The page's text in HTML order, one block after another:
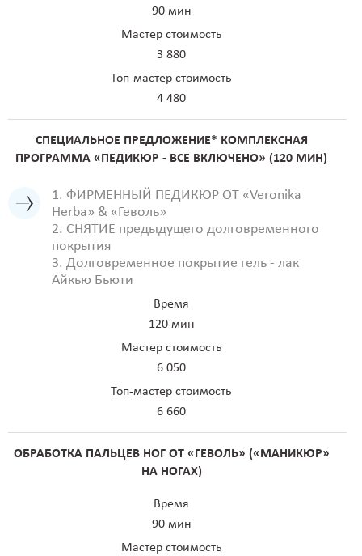
90 мин
Мастер стоимость
3 880
Топ-мастер стоимость
4 480
СПЕЦИАЛЬНОЕ ПРЕДЛОЖЕНИЕ* КОМПЛЕКСНАЯ
ПРОГРАММА «ПЕДИКЮР - ВСЕ ВКЛЮЧЕНО» (120 МИН)
1. ФИРМЕННЫЙ ПЕДИКЮР ОТ «Veronika
Herba» & «Геволь»
2. СНЯТИЕ предыдущего долговременного
покрытия
3. Долговременное покрытие гель - лак
Айкью Бьюти
Время
120 мин
Мастер стоимость
6 050
Топ-мастер стоимость
6 660
ОБРАБОТКА ПАЛЬЦЕВ НОГ ОТ «ГЕВОЛЬ» («МАНИКЮР»
НА НОГАХ)
Время
90 мин
Мастер стоимость